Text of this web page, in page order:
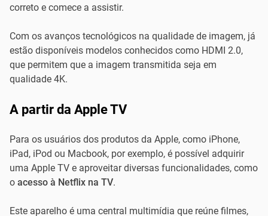
correto e comece a assistir.
Com os avanços tecnológicos na qualidade de imagem, já
estão disponíveis modelos conhecidos como HDMI 2.0,
que permitem que a imagem transmitida seja em
qualidade 4K.
A partir da Apple TV
Para os usuários dos produtos da Apple, como iPhone,
iPad, iPod ou Macbook, por exemplo, é possível adquirir
uma Apple TV e aproveitar diversas funcionalidades, como
o acesso à Netflix na TV.
Este aparelho é uma central multimídia que reúne filmes,